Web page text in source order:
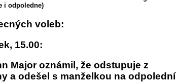
i odpoledne)
voleb:
15.00:
Major oznámil, že odstupuje z
a odešel s manželkou na odpolední